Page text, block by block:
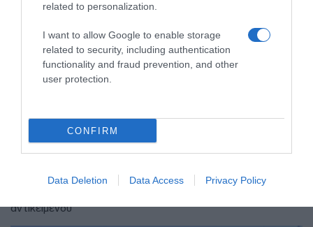
related to personalization.
I want to allow Google to enable storage
related to security, including authentication
functionality and fraud prevention, and other
user protection.
CONFIRM
Data Deletion Data Access Privacy Policy
ΕΛΛΑΔΑ
Υπογράφηκε η σύμβαση για τα
Διεθνές Αεροδρόμιο Ηρακλείου –
Αναμένεται να τεθεί σε λειτουργία
αντικειμένου"